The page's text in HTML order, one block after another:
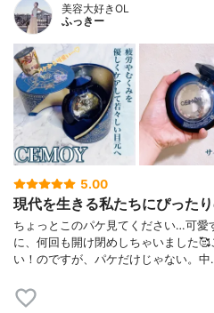
美容大好きOL
ふっきー
5.00
現代を生きる私たちにぴった
ちょっとこのパケ見てください…可愛
に、何回も開け閉めしちゃいました
い！のですが、パケだけじゃない。